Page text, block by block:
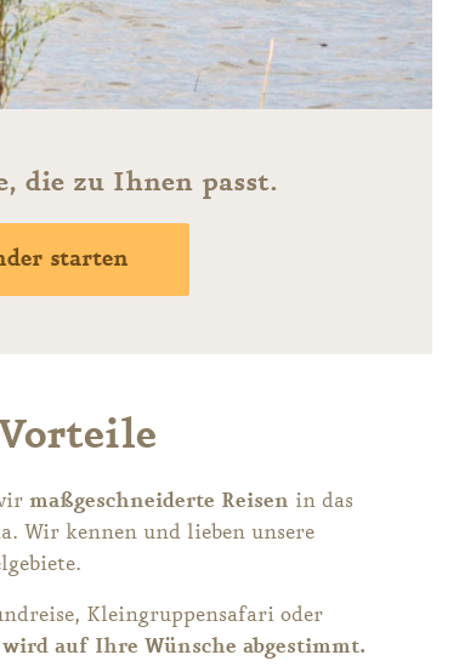
die zu Ihnen passt.
starten
maßgeschneiderte Reisen in das
Wir kennen und lieben unsere
Kleingruppensafari oder
auf Ihre Wünsche abgestimmt.